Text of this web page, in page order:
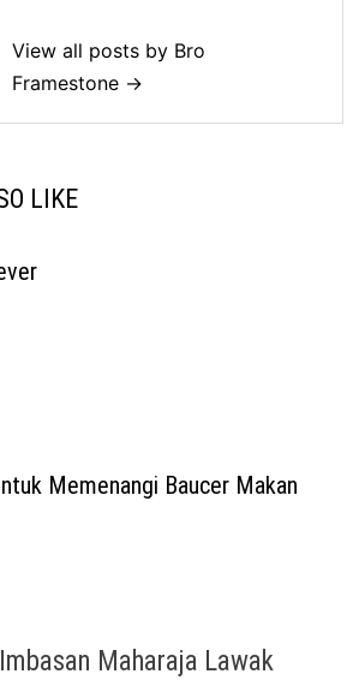
View all posts by Bro
Framestone →
LIKE
Memenangi Baucer Makan
Imbasan Maharaja Lawak